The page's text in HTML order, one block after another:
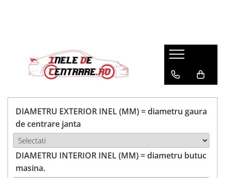
DIAMETRU EXTERIOR INEL (MM) = diametru gaura
de centrare janta
DIAMETRU INTERIOR INEL (MM) = diametru butuc
masina.